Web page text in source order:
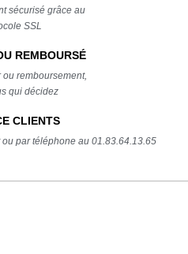
sécurisé grâce au
SSL
REMBOURSÉ
remboursement,
qui décidez
CLIENTS
par téléphone au 01.83.64.13.65